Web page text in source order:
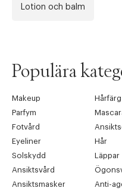
Lotion och balm
Populära
Makeup Hårfärg
Parfym
Fotvård
Eyeliner
Hår
Solskydd
Läppar
Ansiktsvård
Ansiktsmasker
Anti-